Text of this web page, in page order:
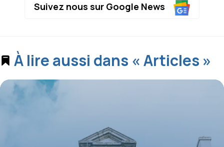
Suivez nous sur Google News
À lire aussi dans « Articles »